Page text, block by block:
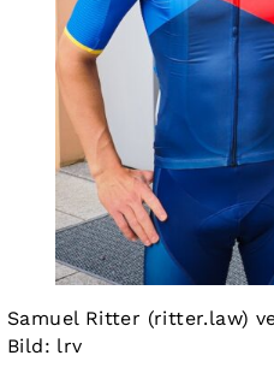
Samuel Ritter (ritter.law)
Bild: lrv